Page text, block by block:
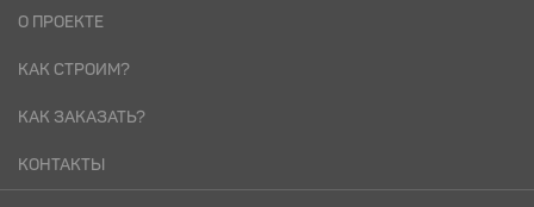
О ПРОЕКТЕ
КАК СТРОИМ?
КАК ЗАКАЗАТЬ?
КОНТАКТЫ